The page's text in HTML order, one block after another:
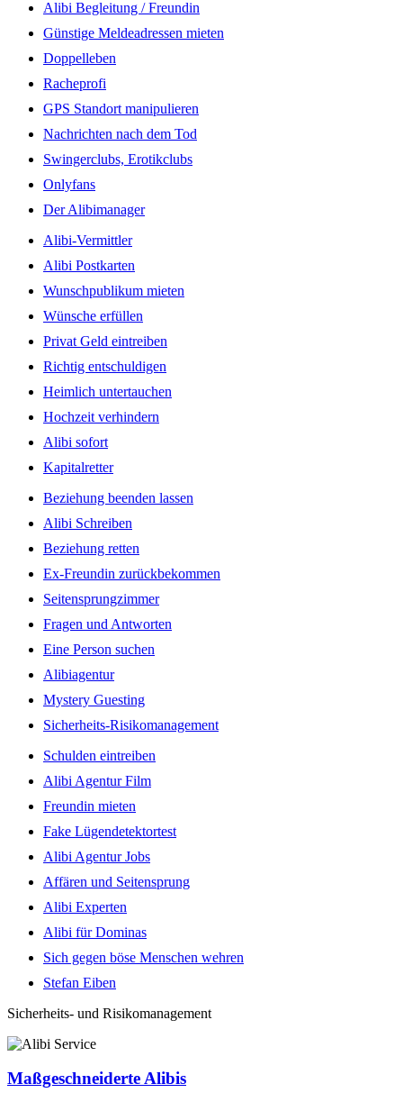
Alibi Begleitung / Freundin
Günstige Meldeadressen mieten
Doppelleben
Racheprofi
GPS Standort manipulieren
Nachrichten nach dem Tod
Swingerclubs, Erotikclubs
Onlyfans
Der Alibimanager
Alibi-Vermittler
Alibi Postkarten
Wunschpublikum mieten
Wünsche erfüllen
Privat Geld eintreiben
Richtig entschuldigen
Heimlich untertauchen
Hochzeit verhindern
Alibi sofort
Kapitalretter
Beziehung beenden lassen
Alibi Schreiben
Beziehung retten
Ex-Freundin zurückbekommen
Seitensprungzimmer
Fragen und Antworten
Eine Person suchen
Alibiagentur
Mystery Guesting
Sicherheits-Risikomanagement
Schulden eintreiben
Alibi Agentur Film
Freundin mieten
Fake Lügendetektortest
Alibi Agentur Jobs
Affären und Seitensprung
Alibi Experten
Alibi für Dominas
Sich gegen böse Menschen wehren
Stefan Eiben
Sicherheits- und Risikomanagement
Maßgeschneiderte Alibis